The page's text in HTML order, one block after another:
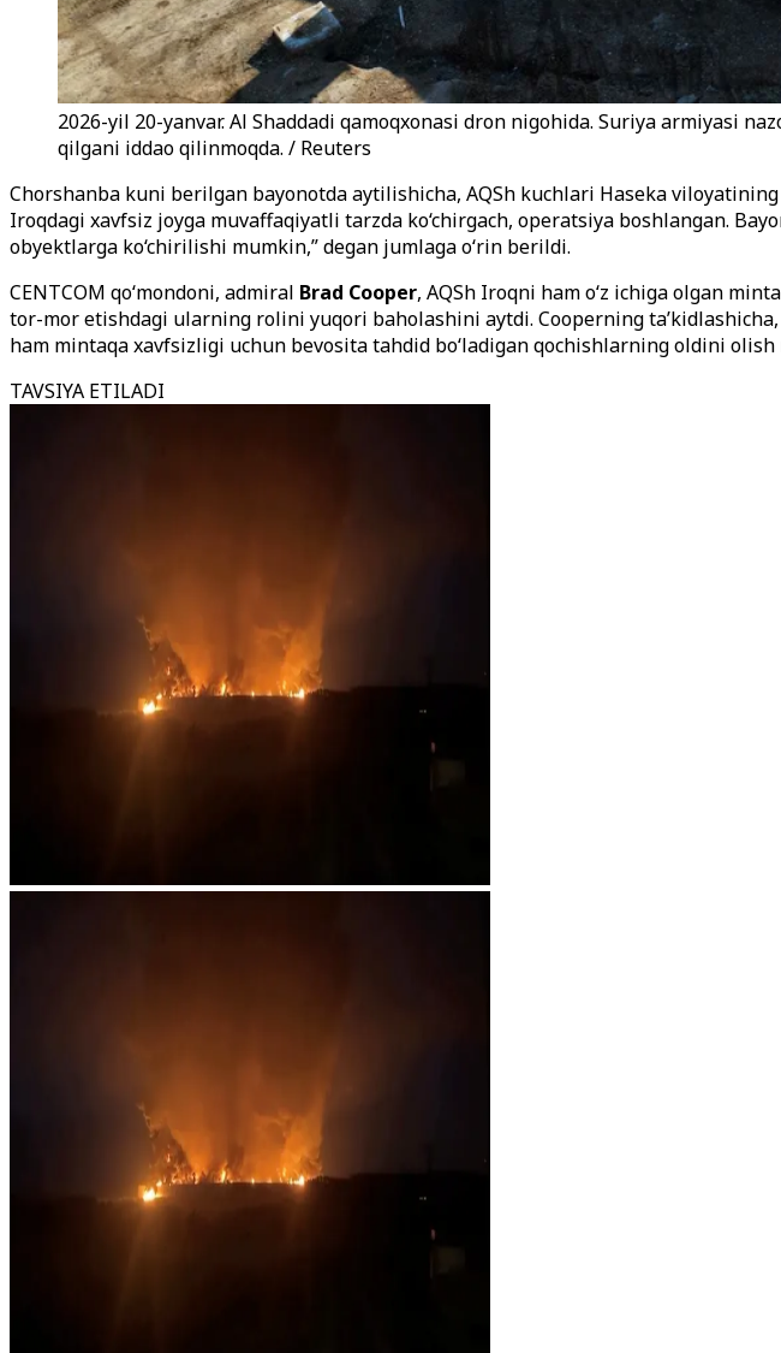
2026-yil 20-yanvar. Al Shaddadi qamoqxonasi dron nigohida. Suriya armiyasi
qilgani iddao qilinmoqda. / Reuters
Chorshanba kuni berilgan bayonotda aytilishicha, AQSh kuchlari Haseka
Iroqdagi xavfsiz joyga muvaffaqiyatli tarzda ko‘chirgach, operatsiya boshlangan.
obyektlarga ko‘chirilishi mumkin,” degan jumlaga o‘rin berildi.
CENTCOM qo‘mondoni, admiral Brad Cooper, AQSh Iroqni ham o‘z ichiga olgan
tor-mor etishdagi ularning rolini yuqori baholashini aytdi. Cooperning
ham mintaqa xavfsizligi uchun bevosita tahdid bo‘ladigan qochishlarning oldini
TAVSIYA ETILADI